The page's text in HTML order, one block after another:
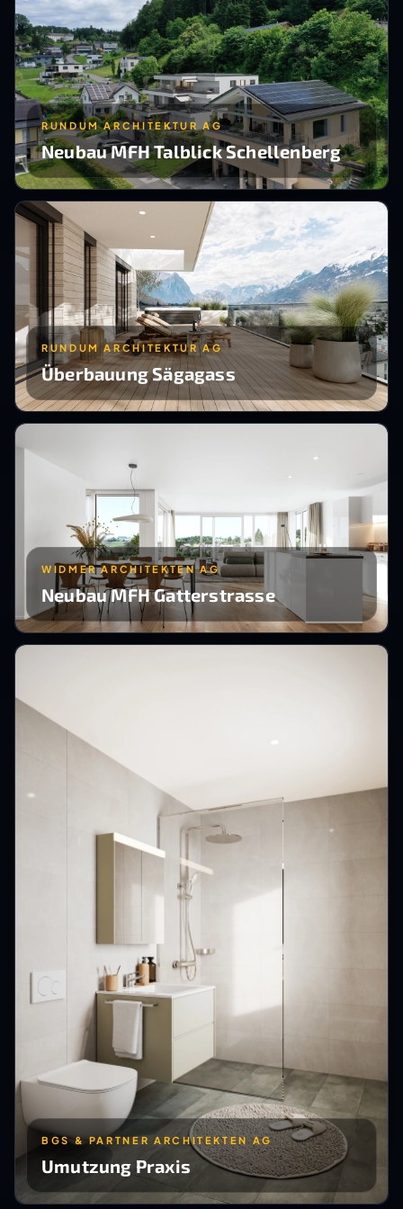
RUNDUM ARCHITEKTUR AG
Neubau MFH Talblick Schellenberg
RUNDUM ARCHITEKTUR AG
Überbauung Sägagass
WIDMER ARCHITEKTEN AG
Neubau MFH Gatterstrasse
BGS & PARTNER ARCHITEKTEN AG
Umutzung Praxis